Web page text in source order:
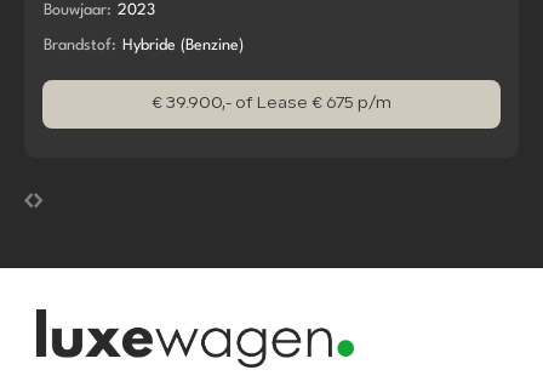
Bouwjaar: 2023
Brandstof: Hybride (Benzine)
€ 39.900,- of Lease € 675 p/m